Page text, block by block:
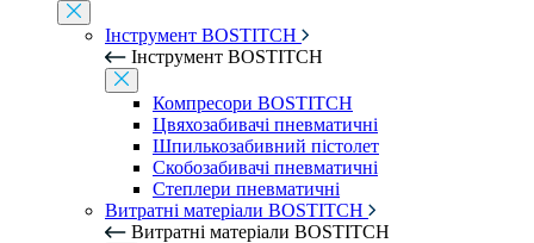
Інструмент BOSTITCH
Інструмент BOSTITCH
Компресори BOSTITCH
Цвяхозабивачі пневматичні
Шпилькозабивний пістолет
Скобозабивачі пневматичні
Степлери пневматичні
Витратні матеріали BOSTITCH
Витратні матеріали BOSTITCH